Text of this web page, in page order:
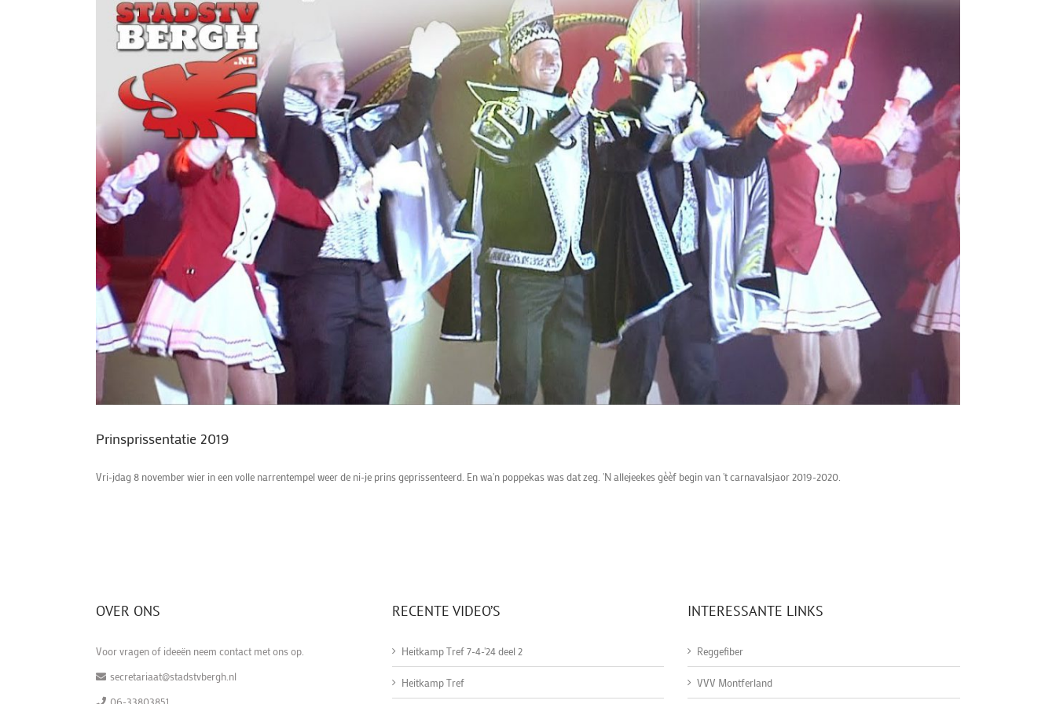
Prinsprissentatie 2019
Vri-jdag 8 november wier in een volle narrentempel weer de ni-je prins geprissenteerd. En wa'n poppekas was dat zeg. 'N allejeekes gèèf begin van 't carnavalsjaor 2019-2020.
OVER ONS
Voor vragen of ideeën neem contact met ons op.
secretariaat@stadstvbergh.nl
06-33803851
RECENTE VIDEO’S
Heitkamp Tref 7-4-'24 deel 2
Heitkamp Tref
INTERESSANTE LINKS
Reggefiber
VVV Montferland